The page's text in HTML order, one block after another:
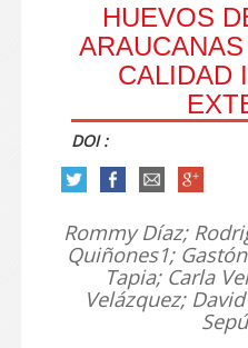
HUEVOS
CALIDAD
DOI :
Rommy Díaz;
Quiñones1;
Tapia; Carla
Velázquez;